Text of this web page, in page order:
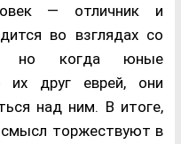
— отличник и
во взглядах со
но когда юные
их друг еврей, они
над ним. В итоге,
смысл торжествуют в